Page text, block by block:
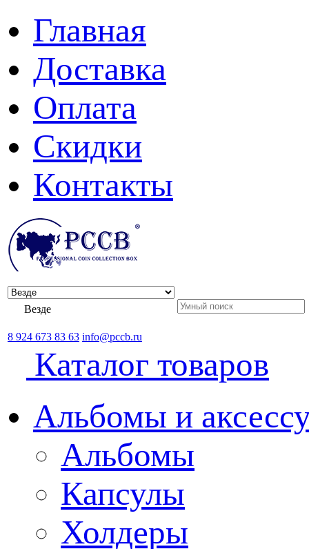
Главная
Доставка
Оплата
Скидки
Контакты
Везде
8 924 673 83 63 info@pccb.ru
Каталог товаров
Альбомы и
Альбомы
Капсулы
Холдеры